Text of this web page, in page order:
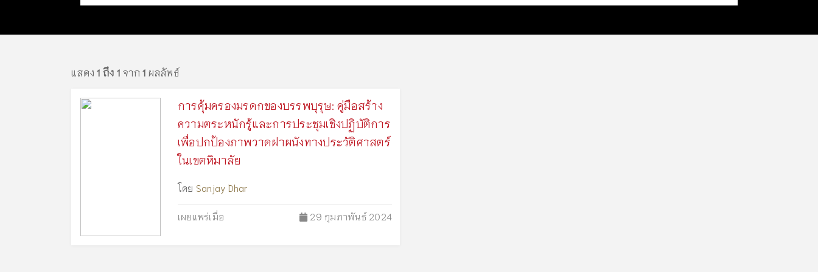
แสดง1 ถึง 1จาก1 ผลลัพธ์
การคุ้มครองมรดกของบรรพบุรุษ: คู่มือสร้าง
ความตระหนักรู้และการประชุมเชิงปฏิบัติการ
เพื่อปกป้องภาพวาดฝาผนังทางประวัติศาสตร์
ในเขตหิมาลัย
โดย Sanjay Dhar
เผยแพร่เมื่อ 29 กุมภาพันธ์ 2024